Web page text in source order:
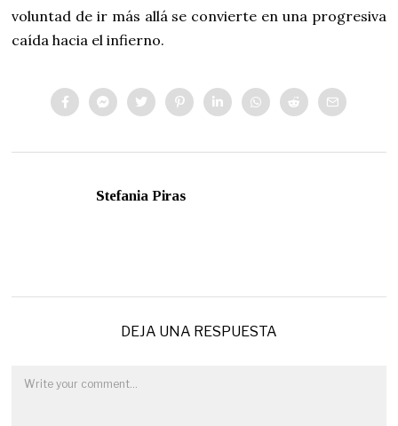
voluntad de ir más allá se convierte en una progresiva
caída hacia el infierno.
Stefania Piras
DEJA UNA RESPUESTA